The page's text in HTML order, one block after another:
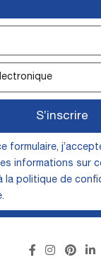
formulaire,
informations sur
la politique de
S’inscrire